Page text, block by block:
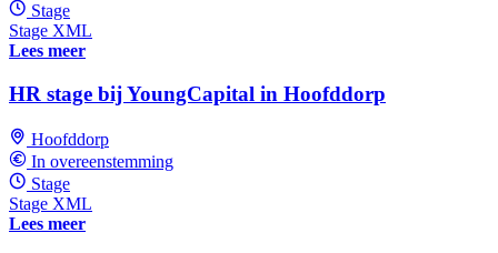
Stage
Stage XML
Lees meer
HR stage bij YoungCapital in Hoofddorp
Hoofddorp
In overeenstemming
Stage
Stage XML
Lees meer